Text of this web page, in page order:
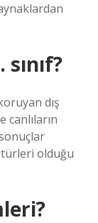
dış
olduğu